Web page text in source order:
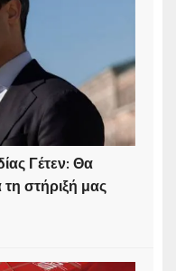
Γέτεν: Θα
στήριξή μας